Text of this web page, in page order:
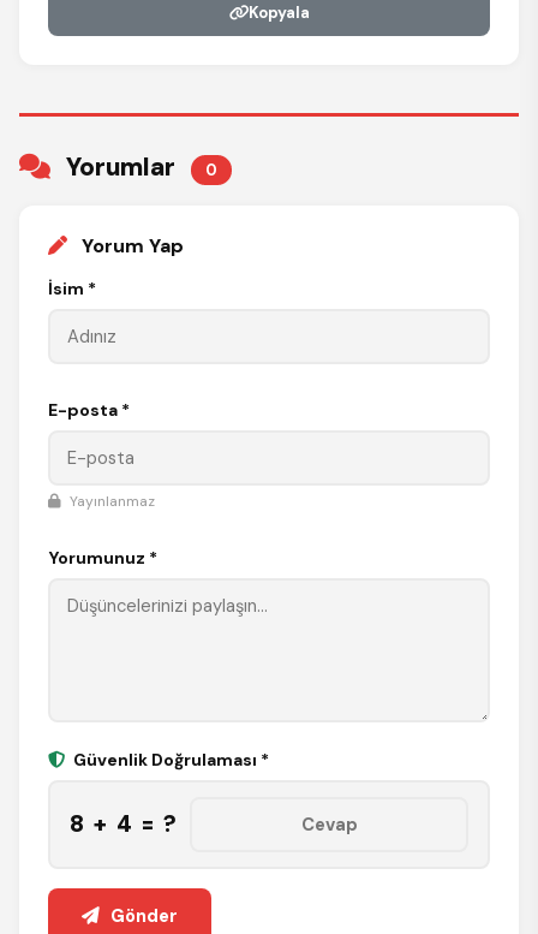
Kopyala
Yorumlar 0
Yorum Yap
İsim *
E-posta *
Yayınlanmaz
Yorumunuz *
Güvenlik Doğrulaması *
8 + 4 = ?
Gönder